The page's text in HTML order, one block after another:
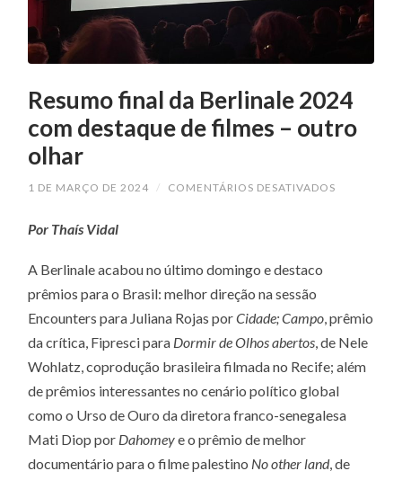
Resumo final da Berlinale 2024
com destaque de filmes – outro
olhar
1 DE MARÇO DE 2024 / COMENTÁRIOS DESATIVADOS
–
OUTRO
OLHAR
Por Thaís Vidal
A Berlinale acabou no último domingo e destaco
prêmios para o Brasil: melhor direção na sessão
Encounters para Juliana Rojas porCidade; Campo , prêmio
da crítica, Fipresci para Dormir de Olhos abertos , de Nele
Wohlatz, coprodução brasileira filmada no Recife; além
de prêmios interessantes no cenário político global
como o Urso de Ouro da diretora franco-senegalesa
Mati Diop por Dahomeye o prêmio de melhor
documentário para o filme palestino No other land, de